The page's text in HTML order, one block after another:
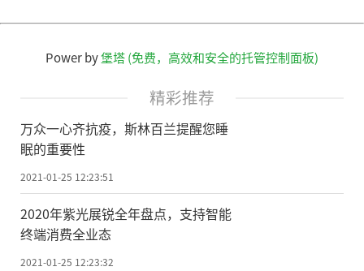
步，截至2019年底，IPv6活跃用户数达2.7
亿，占互联网网民总数的31%，已分配IPv6
至2019年12月底，我国已开通5G基站13万
个，5G用户快速增长。北斗三号全球卫星导
航系统开通，全球范围定位精度优于10米，
北斗三号卫星核心部件国产化率100%，北斗
相关产品已出口120多个国家和地区。
Power by堡塔 (免费，高效和安全的托管控制面板)
精彩推荐
万众一心齐抗疫，斯林百兰提醒您睡
眠的重要性
2021-01-25 12:23:51
2020年紫光展锐全年盘点，支持智能
终端消费全业态
2021-01-25 12:23:32